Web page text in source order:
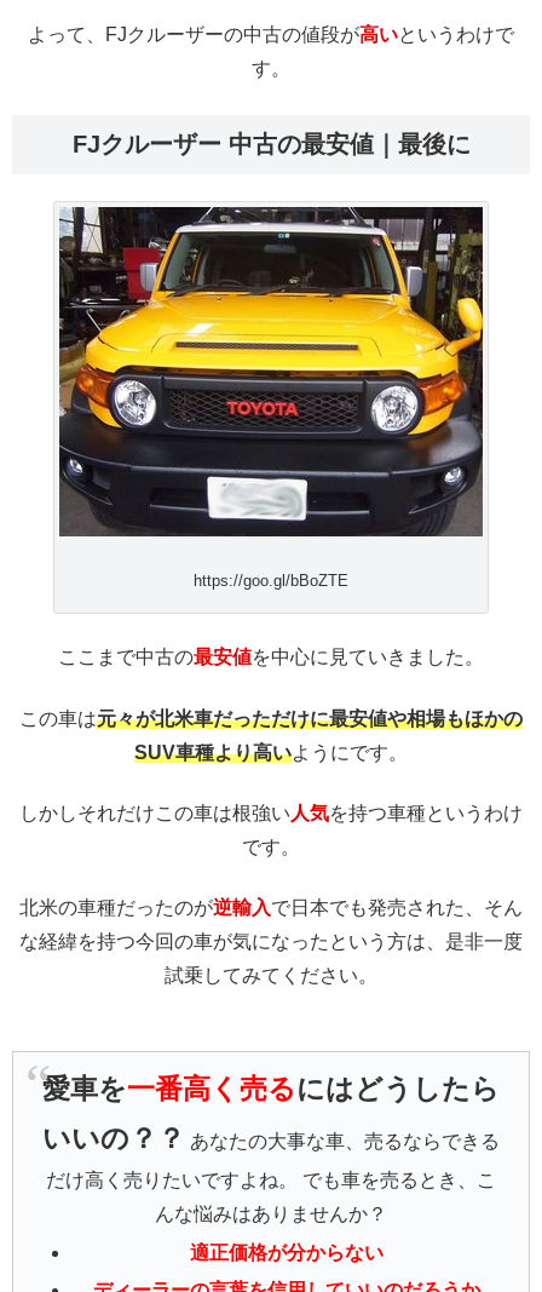
よって、FJクルーザーの中古の値段が高いというわけで
す。
FJクルーザー 中古の最安値｜最後に
https://goo.gl/bBoZTE
ここまで中古の最安値を中心に見ていきました。
この車は元々が北米車だっただけに最安値や相場もほかの
SUV車種より高いようにです。
しかしそれだけこの車は根強い 人気を持つ車種というわけ
です。
北米の車種だったのが逆輸入で日本でも発売された、そん
な経緯を持つ今回の車が気になったという方は、是非一度
試乗してみてください。
愛車を一番高く売るにはどうしたら
いいの？？ あなたの大事な車、売るならできる
だけ高く売りたいですよね。 でも車を売るとき、こ
んな悩みはありませんか？
適正価格が分からない